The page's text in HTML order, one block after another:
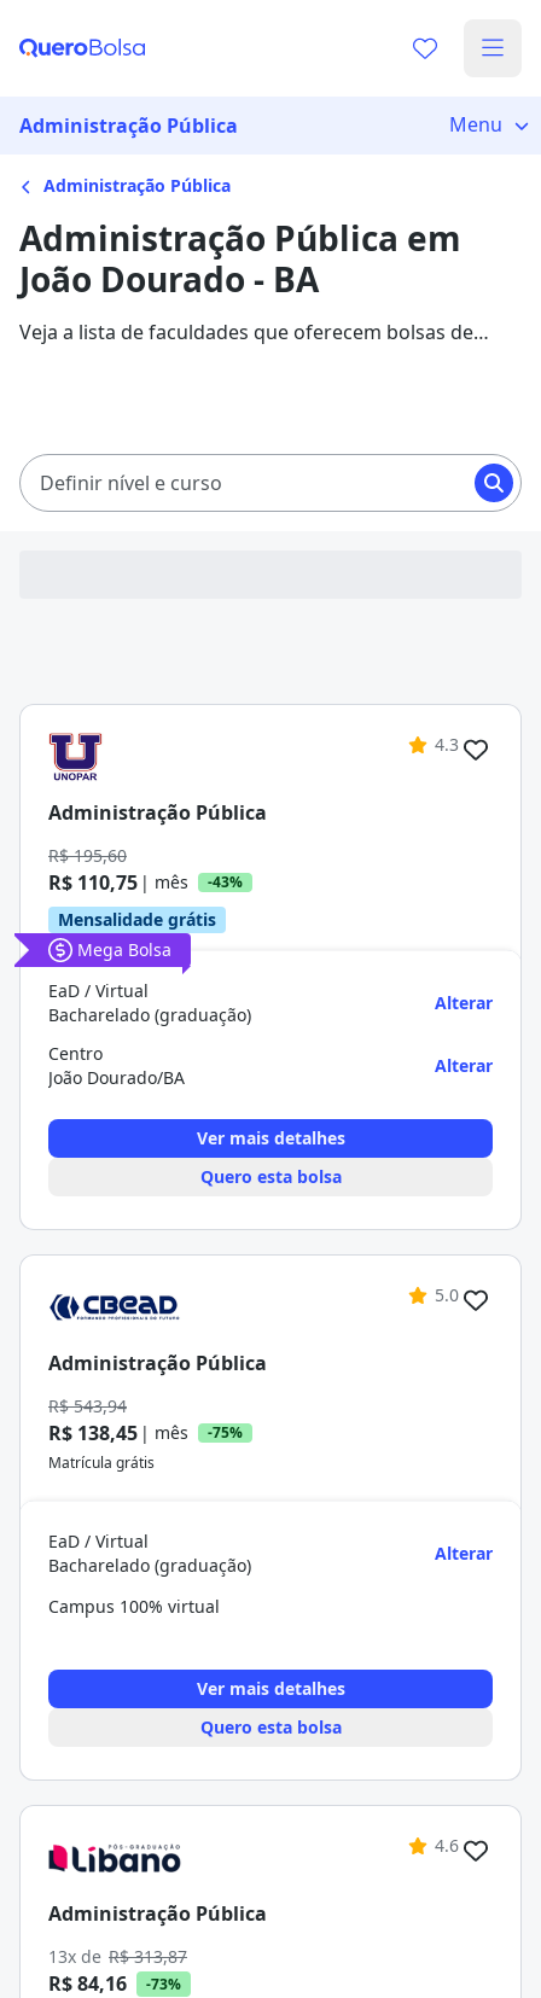
Administração Pública Menu
Administração Pública
Administração Pública em
João Dourado - BA
Veja a lista de faculdades que oferecem bolsas de
Definir nível e curso
4.3
Administração Pública
R$ 195,60
R$ 110,75 | mês -43%
Mensalidade grátis
Mega Bolsa
EaD / Virtual
Bacharelado (graduação)
Alterar
Centro
João Dourado/BA
Alterar
Ver mais detalhes
Quero esta bolsa
5.0
Administração Pública
R$ 543,94
R$ 138,45 | mês
-75%
Matrícula grátis
EaD / Virtual
Bacharelado (graduação)
Alterar
Campus 100% virtual
Ver mais detalhes
Quero esta bolsa
4.6
Administração Pública
13x de R$ 313,87
R$ 84,16 -73%